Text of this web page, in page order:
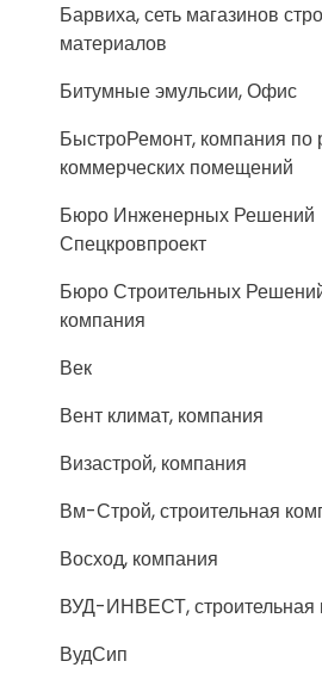
Барвиха, сеть магазинов
материалов
Битумные эмульсии, Офис
БыстроРемонт, компания по
коммерческих помещений
Бюро Инженерных Решений
Спецкровпроект
Бюро Строительных
компания
Век
Вент климат, компания
Визастрой, компания
Вм-Строй, строительная
Восход, компания
ВУД-ИНВЕСТ, строительная
ВудСип